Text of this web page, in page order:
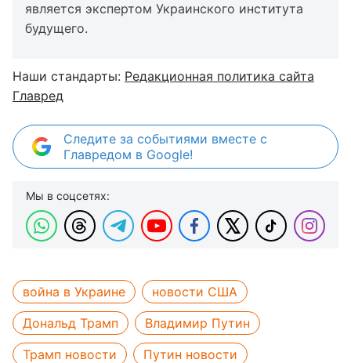
является экспертом Украинского института
будущего.
Наши стандарты: Редакционная политика сайта
Главред
Следите за событиями вместе с
Главредом в Google!
Мы в соцсетях:
война в Украине
новости США
Дональд Трамп
Владимир Путин
Трамп новости
Путин новости